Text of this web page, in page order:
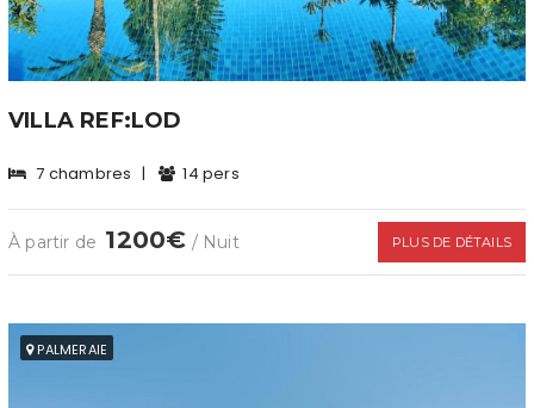
VILLA REF:LOD
7 chambres | 14 pers
À partir de 1200€ / Nuit PLUS DE DÉTAILS
PALMERAIE